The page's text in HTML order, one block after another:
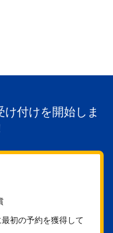
付けを開始しま
初の予約を獲得して